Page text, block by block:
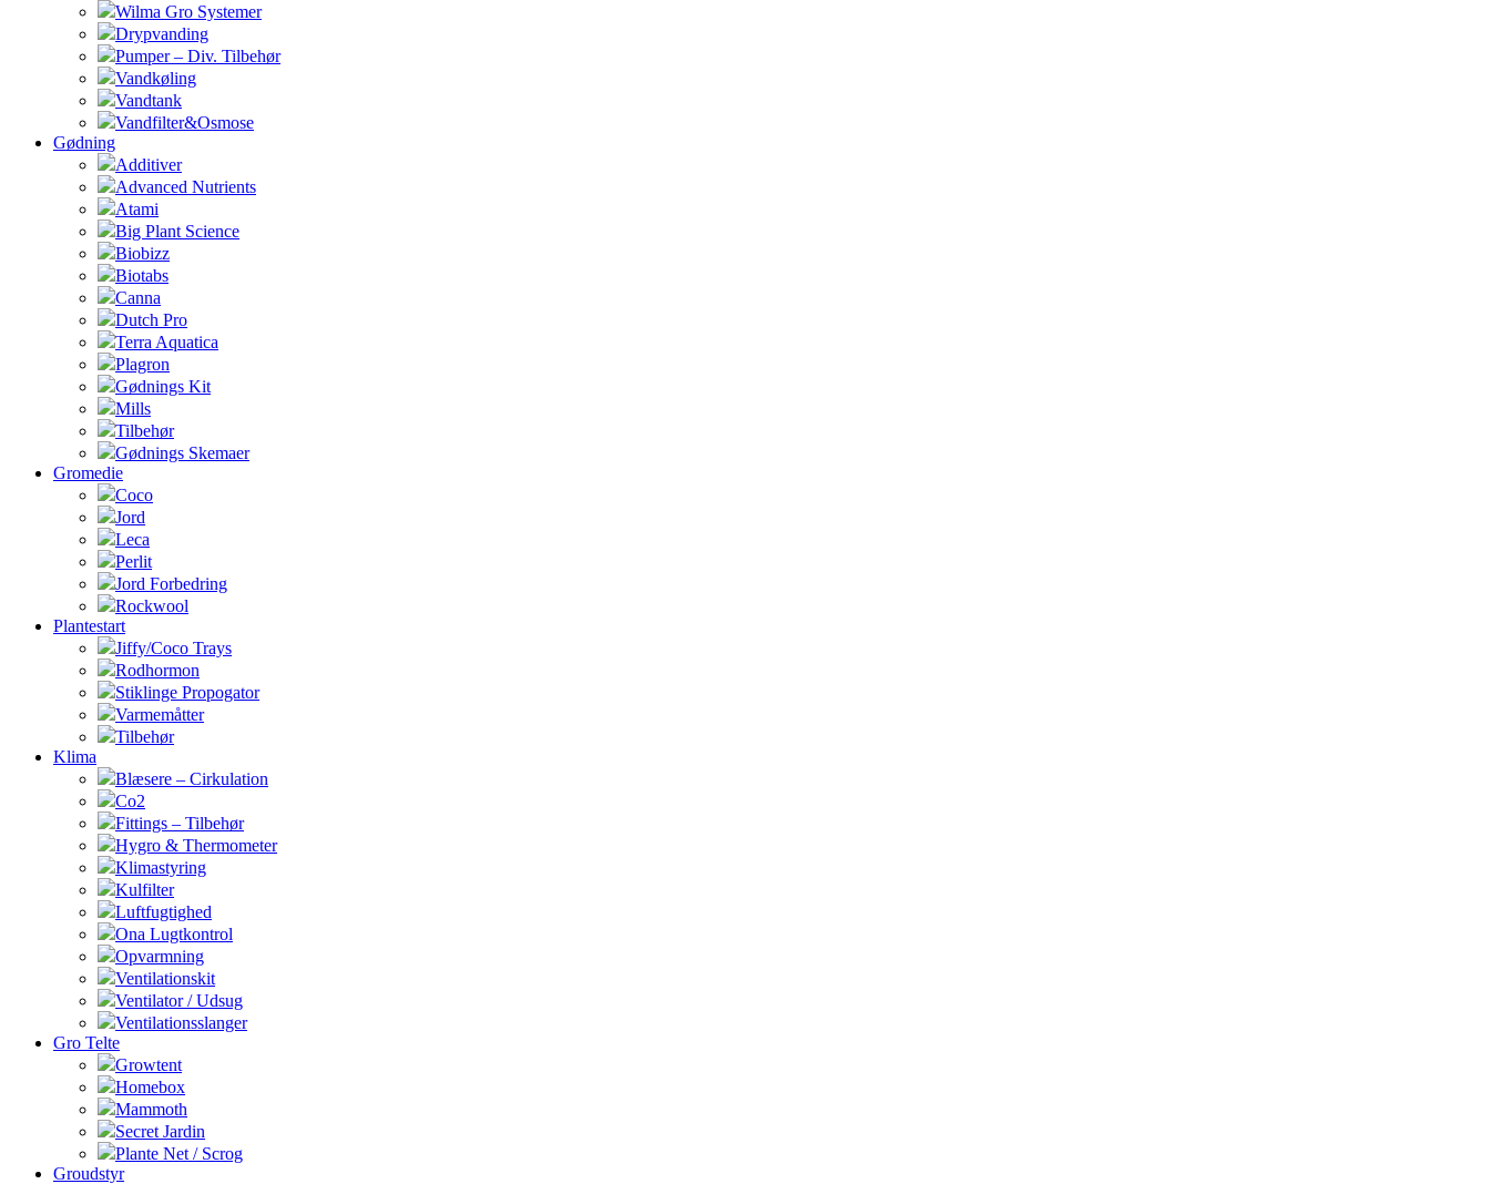
Wilma Gro Systemer
Drypvanding
Pumper – Div. Tilbehør
Vandkøling
Vandtank
Vandfilter&Osmose
Gødning
Additiver
Advanced Nutrients
Atami
Big Plant Science
Biobizz
Biotabs
Canna
Dutch Pro
Terra Aquatica
Plagron
Gødnings Kit
Mills
Tilbehør
Gødnings Skemaer
Gromedie
Coco
Jord
Leca
Perlit
Jord Forbedring
Rockwool
Plantestart
Jiffy/Coco Trays
Rodhormon
Stiklinge Propogator
Varmemåtter
Tilbehør
Klima
Blæsere – Cirkulation
Co2
Fittings – Tilbehør
Hygro & Thermometer
Klimastyring
Kulfilter
Luftfugtighed
Ona Lugtkontrol
Opvarmning
Ventilationskit
Ventilator / Udsug
Ventilationsslanger
Gro Telte
Growtent
Homebox
Mammoth
Secret Jardin
Plante Net / Scrog
Groudstyr